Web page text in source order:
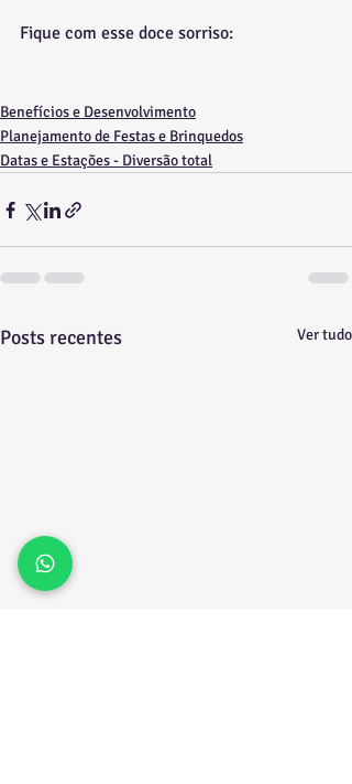
Fique com esse doce sorriso:
Benefícios e Desenvolvimento
Planejamento de Festas e Brinquedos
Datas e Estações - Diversão total
Posts recentes Ver tudo